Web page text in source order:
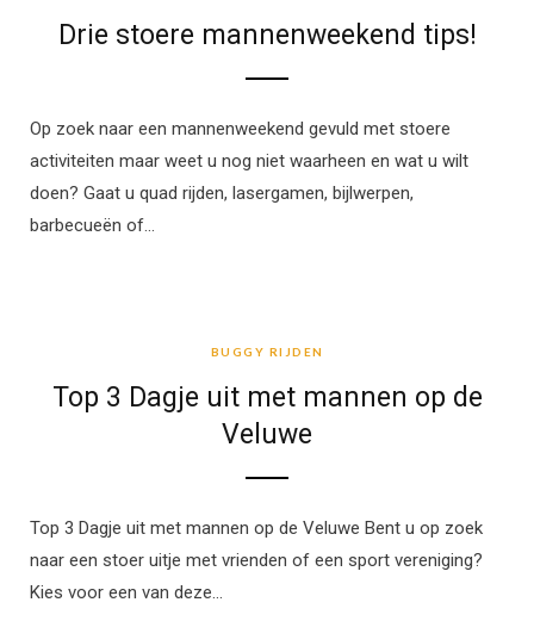
Drie stoere mannenweekend tips!
Op zoek naar een mannenweekend gevuld met stoere
activiteiten maar weet u nog niet waarheen en wat u wilt
doen? Gaat u quad rijden, lasergamen, bijlwerpen,
barbecueën of…
BUGGY RIJDEN
Top 3 Dagje uit met mannen op de
Veluwe
Top 3 Dagje uit met mannen op de Veluwe Bent u op zoek
naar een stoer uitje met vrienden of een sport vereniging?
Kies voor een van deze…